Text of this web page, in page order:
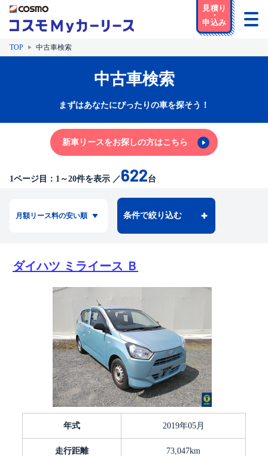
TOP 中古車検索
中古車検索
まずはあなたにぴったりの車を探そう！
新車リースをお探しの方はこちら
1ページ目： 1 ～20件を表示 ／622台
条件で絞り込む
ダイハツ ミライース Ｂ
年式 2019年05月
走行距離 73,047km